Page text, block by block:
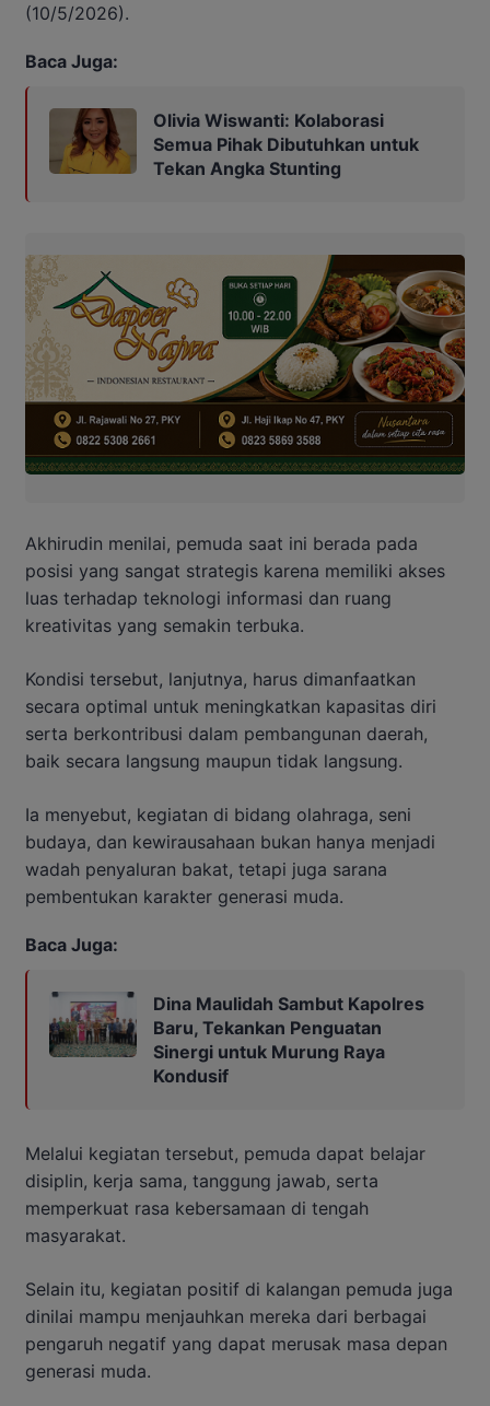
(10/5/2026).
Baca Juga:
Olivia Wiswanti: Kolaborasi
Semua Pihak Dibutuhkan untuk
Tekan Angka Stunting
Akhirudin menilai, pemuda saat ini berada pada
posisi yang sangat strategis karena memiliki akses
luas terhadap teknologi informasi dan ruang
kreativitas yang semakin terbuka.
Kondisi tersebut, lanjutnya, harus dimanfaatkan
secara optimal untuk meningkatkan kapasitas diri
serta berkontribusi dalam pembangunan daerah,
baik secara langsung maupun tidak langsung.
Ia menyebut, kegiatan di bidang olahraga, seni
budaya, dan kewirausahaan bukan hanya menjadi
wadah penyaluran bakat, tetapi juga sarana
pembentukan karakter generasi muda.
Baca Juga:
Dina Maulidah Sambut Kapolres
Baru, Tekankan Penguatan
Sinergi untuk Murung Raya
Kondusif
Melalui kegiatan tersebut, pemuda dapat belajar
disiplin, kerja sama, tanggung jawab, serta
memperkuat rasa kebersamaan di tengah
masyarakat.
Selain itu, kegiatan positif di kalangan pemuda juga
dinilai mampu menjauhkan mereka dari berbagai
pengaruh negatif yang dapat merusak masa depan
generasi muda.